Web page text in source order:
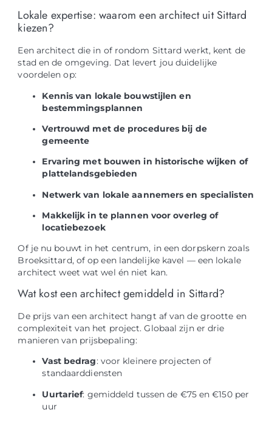
Lokale expertise: waarom een architect uit Sittard
kiezen?
Een architect die in of rondom Sittard werkt, kent de
stad en de omgeving. Dat levert jou duidelijke
voordelen op:
Kennis van lokale bouwstijlen en
bestemmingsplannen
Vertrouwd met de procedures bij de
gemeente
Ervaring met bouwen in historische wijken of
plattelandsgebieden
Netwerk van lokale aannemers en specialisten
Makkelijk in te plannen voor overleg of
locatiebezoek
Of je nu bouwt in het centrum, in een dorpskern zoals
Broeksittard, of op een landelijke kavel — een lokale
architect weet wat wel én niet kan.
Wat kost een architect gemiddeld in Sittard?
De prijs van een architect hangt af van de grootte en
complexiteit van het project. Globaal zijn er drie
manieren van prijsbepaling:
Vast bedrag: voor kleinere projecten of
standaarddiensten
Uurtarief: gemiddeld tussen de €75 en €150 per
uur